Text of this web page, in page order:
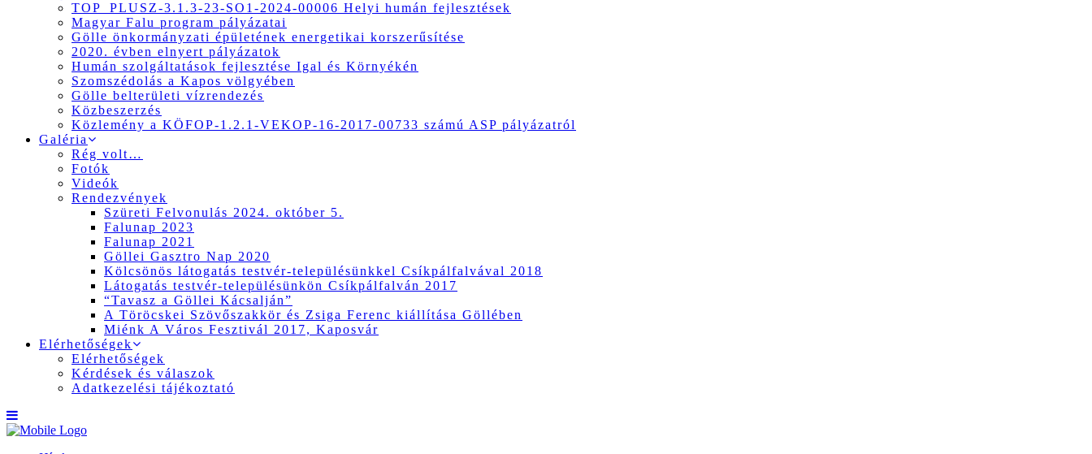
TOP_PLUSZ-3.1.3-23-SO1-2024-00006 Helyi humán fejlesztések
Magyar Falu program pályázatai
Gölle önkormányzati épületének energetikai korszerűsítése
2020. évben elnyert pályázatok
Humán szolgáltatások fejlesztése Igal és Környékén
Szomszédolás a Kapos völgyében
Gölle belterületi vízrendezés
Közbeszerzés
Közlemény a KÖFOP-1.2.1-VEKOP-16-2017-00733 számú ASP pályázatról
Galéria
Rég volt…
Fotók
Videók
Rendezvények
Szüreti Felvonulás 2024. október 5.
Falunap 2023
Falunap 2021
Göllei Gasztro Nap 2020
Kölcsönös látogatás testvér-településünkkel Csíkpálfalvával 2018
Látogatás testvér-településünkön Csíkpálfalván 2017
“Tavasz a Göllei Kácsalján”
A Töröcskei Szövőszakkör és Zsiga Ferenc kiállítása Göllében
Miénk A Város Fesztivál 2017, Kaposvár
Elérhetőségek
Elérhetőségek
Kérdések és válaszok
Adatkezelési tájékoztató